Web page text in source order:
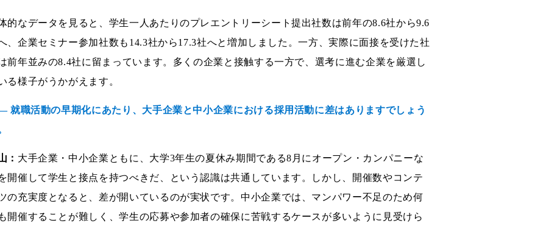
的なデータを見ると、学生一人あたりのプレエントリーシート提出社数は前年の8.6社から9.6
、企業セミナー参加社数も14.3社から17.3社へと増加しました。一方、実際に面接を受けた社
前年並みの8.4社に留まっています。多くの企業と接触する一方で、選考に進む企業を厳選し
る様子がうかがえます。
職活動の早期化にあたり、大手企業と中小企業における採用活動に差はありますでしょう
： 大手企業・中小企業ともに、大学3年生の夏休み期間である8月にオープン・カンパニーな
開催して学生と接点を持つべきだ、という認識は共通しています。しかし、開催数やコンテ
の充実度となると、差が開いているのが実状です。中小企業では、マンパワー不足のため何
開催することが難しく、学生の応募や参加者の確保に苦戦するケースが多いように見受けら